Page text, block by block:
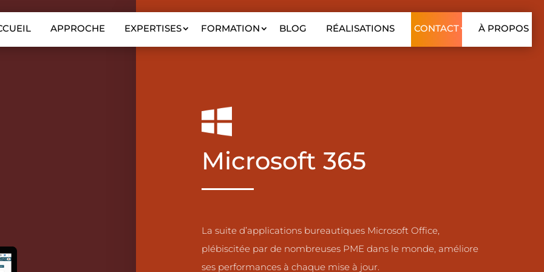
APPROCHE EXPERTISES FORMATION BLOG RÉALISATIONS CONTACT À PROPOS
Microsoft 365
La suite d’applications bureautiques Microsoft Office,
plébiscitée par de nombreuses PME dans le monde, améliore
ses performances à chaque mise à jour.